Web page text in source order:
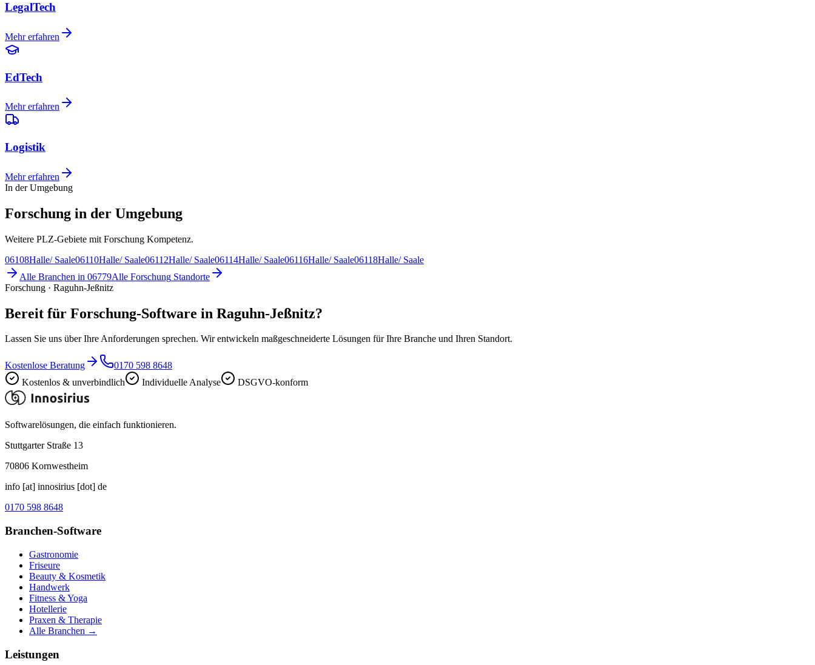
LegalTech
Mehr erfahren
EdTech
Mehr erfahren
Logistik
Mehr erfahren
In der Umgebung
Forschung in der Umgebung
Weitere PLZ-Gebiete mit Forschung Kompetenz.
06108Halle/ Saale06110Halle/ Saale06112Halle/ Saale06114Halle/ Saale06116Halle/ Saale06118Halle/ Saale
Alle Branchen in 06779Alle Forschung Standorte
Forschung · Raguhn-Jeßnitz
Bereit für Forschung-Software in Raguhn-Jeßnitz?
Lassen Sie uns über Ihre Anforderungen sprechen. Wir entwickeln maßgeschneiderte Lösungen für Ihre Branche und Ihren Standort.
Kostenlose Beratung
0170 598 8648
Kostenlos & unverbindlich
Individuelle Analyse DSGVO-konform
Softwarelösungen, die einfach funktionieren.
Stuttgarter Straße 13
70806 Kornwestheim
info [at] innosirius [dot] de
0170 598 8648
Branchen-Software
Gastronomie
Friseure
Beauty & Kosmetik
Handwerk
Fitness & Yoga
Hotellerie
Praxen & Therapie
Alle Branchen →
Leistungen